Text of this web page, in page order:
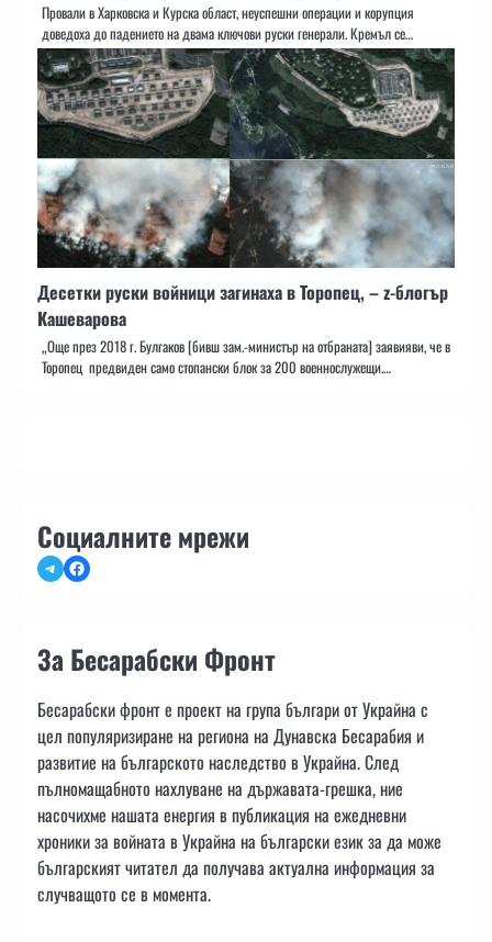
Провали в Харковска и Курска област, неуспешни операции и корупция
доведоха до падението на двама ключови руски генерали. Кремъл се…
Десетки руски войници загинаха в Торопец, – z-блогър
Кашеварова
„Още през 2018 г. Булгаков [бивш зам.-министър на отбраната] заявияви, че в
Торопец предвиден само стопански блок за 200 военнослужещи.…
Социалните мрежи
TelegramFacebook
За Бесарабски Фронт
Бесарабски фронт е проект на група българи от Украйна с
цел популяризиране на региона на Дунавска Бесарабия и
развитие на българското наследство в Украйна. След
пълномащабното нахлуване на държавата-грешка, ние
насочихме нашата енергия в публикация на ежедневни
хроники за войната в Украйна на български език за да може
българският читател да получава актуална информация за
случващото се в момента.